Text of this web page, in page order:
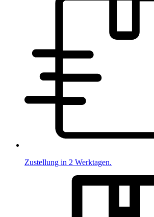
Zustellung in 2 Werktagen.